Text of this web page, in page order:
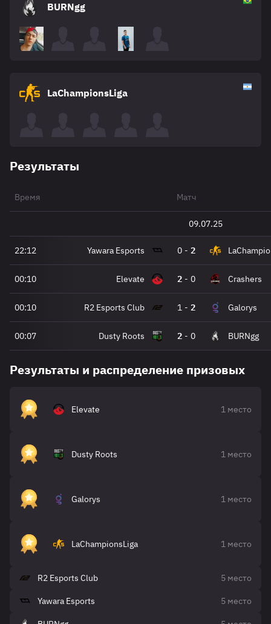
BURNgg
LaChampionsLiga
Результаты
Время Матч
09.07.25
22:12 Yawara Esports 0 - 2
00:10 Elevate 2 - 0 Crashers
00:10 R2 Esports Club 1 - 2 Galorys
00:07 Dusty Roots 2 - 0 BURNgg
Результаты и распределение призовых
Elevate 1 место
Dusty Roots 1 место
Galorys 1 место
LaChampionsLiga 1 место
R2 Esports Club 5 место
Yawara Esports 5 место